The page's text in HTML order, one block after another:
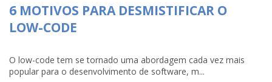
6 MOTIVOS PARA DESMISTIFICAR O
LOW-CODE
O low-code tem se tornado uma abordagem cada vez mais
popular para o desenvolvimento de software, m...